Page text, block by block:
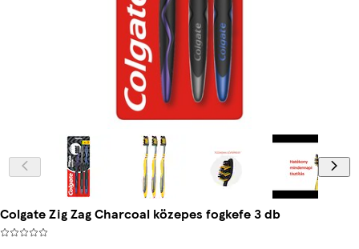
Colgate Zig Zag Charcoal közepes fogkefe 3 db